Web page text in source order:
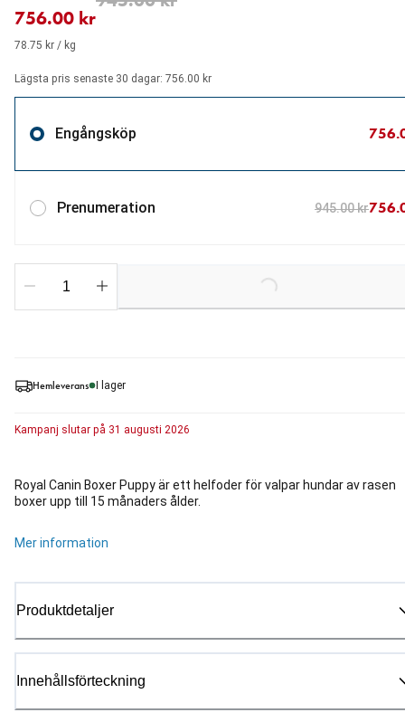
Hemleverans I lager
Kampanj slutar på 31 augusti 2026
Royal Canin Boxer Puppy är ett helfoder för valpar hundar av rasen
boxer upp till 15 månaders ålder.
Mer information
Produktdetaljer
Innehållsförteckning
756.00 kr
78.75 kr / kg
Lägsta pris senaste 30 dagar: 756.00 kr
Engångsköp
Prenumeration 945.00 kr
Loading...